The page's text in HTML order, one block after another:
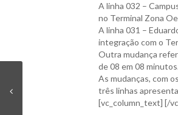
A linha 032 –
no Terminal Zona
A linha 031 –
integração com o
Outra mudança
de 08 em 08
As mudanças, com
três linhas
[vc_column_text] [/